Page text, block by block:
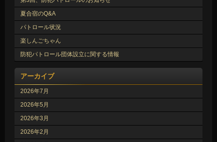
夏合宿のQ&A
パトロール状況
楽しんごちゃん
防犯パトロール団体設立に関する情報
アーカイブ
2026年7月
2026年5月
2026年3月
2026年2月